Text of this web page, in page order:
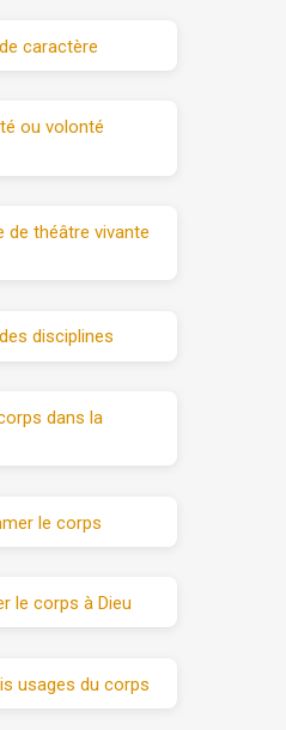
caractère
ou volonté
de théâtre vivante
disciplines
dans la
le corps
le corps à Dieu
usages du corps